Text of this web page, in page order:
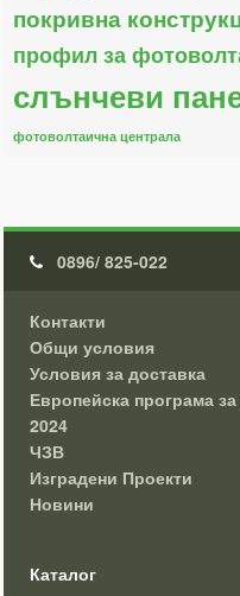
покривна
профил за
слънчеви
фотоволтаична централа
0896/ 825-022
Контакти
Общи условия
Условия за доставка
Европейска програма
2024
ЧЗВ
Изградени Проекти
Новини
Каталог